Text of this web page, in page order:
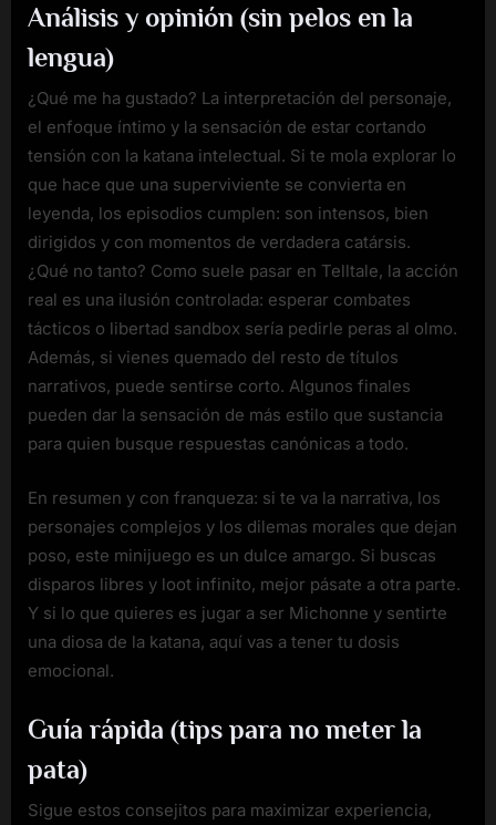
Análisis y opinión (sin pelos en la
lengua)
¿Qué me ha gustado? La interpretación del personaje,
el enfoque íntimo y la sensación de estar cortando
tensión con la katana intelectual. Si te mola explorar lo
que hace que una superviviente se convierta en
leyenda, los episodios cumplen: son intensos, bien
dirigidos y con momentos de verdadera catársis.
¿Qué no tanto? Como suele pasar en Telltale, la acción
real es una ilusión controlada: esperar combates
tácticos o libertad sandbox sería pedirle peras al olmo.
Además, si vienes quemado del resto de títulos
narrativos, puede sentirse corto. Algunos finales
pueden dar la sensación de más estilo que sustancia
para quien busque respuestas canónicas a todo.
En resumen y con franqueza: si te va la narrativa, los
personajes complejos y los dilemas morales que dejan
poso, este minijuego es un dulce amargo. Si buscas
disparos libres y loot infinito, mejor pásate a otra parte.
Y si lo que quieres es jugar a ser Michonne y sentirte
una diosa de la katana, aquí vas a tener tu dosis
emocional.
Guía rápida (tips para no meter la
pata)
Sigue estos consejitos para maximizar experiencia,